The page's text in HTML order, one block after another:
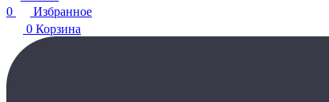
0
Избранное
0 Корзина